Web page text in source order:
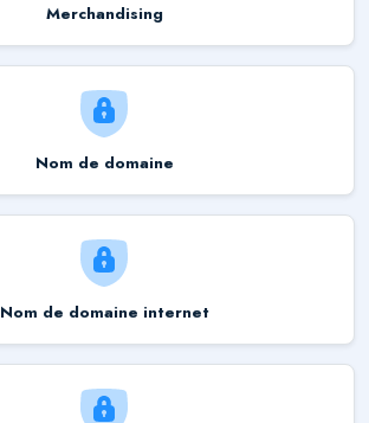
Merchandising
Nom de domaine
Nom de domaine internet